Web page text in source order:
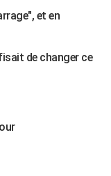
et en
de changer ce